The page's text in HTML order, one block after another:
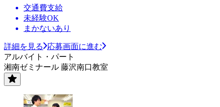
交通費支給
未経験OK
まかないあり
詳細を見る
応募画面に進む
アルバイト・パート
湘南ゼミナール 藤沢南口教室